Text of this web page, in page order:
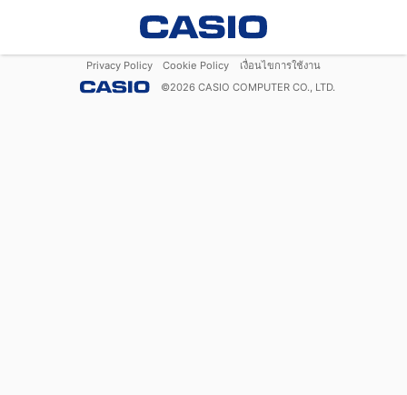
Privacy Policy Cookie Policy
เงื่อนไขการใช้งาน
©2026 CASIO COMPUTER CO., LTD.